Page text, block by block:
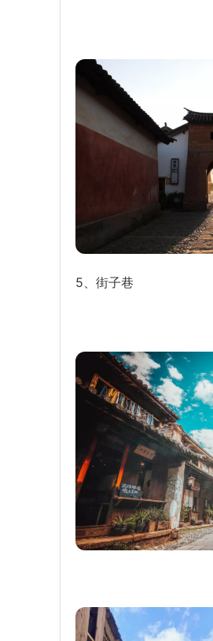
5、街子巷